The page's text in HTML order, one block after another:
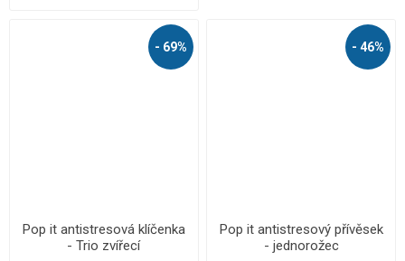
opakovaně použitelné a
- 69%
Pop it antistresová klíčenka
- Trio zvířecí
- 46%
Pop it antistresový přívěsek
- jednorožec